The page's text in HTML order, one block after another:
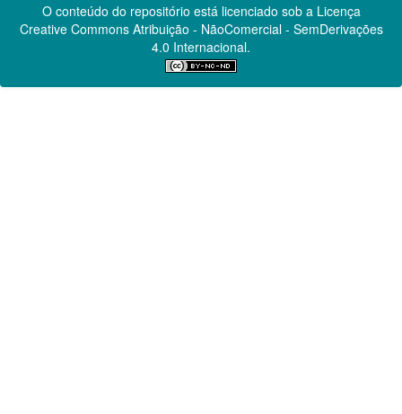
O conteúdo do repositório está licenciado sob a Licença
Creative CommonsAtribuição - NãoComercial - SemDerivações
4.0 Internacional.